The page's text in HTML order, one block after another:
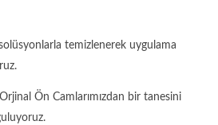
solüsyonlarla temizlenerek uygulama
Ön Camlarımızdan bir tanesini